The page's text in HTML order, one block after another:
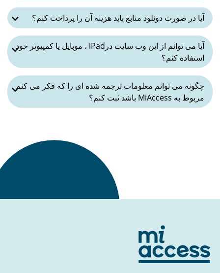
آیا در صورت دونلود منابع باید هزینه آن را پرداخت کنم؟
آیا می توانم از این وب سایت درiPad ، موبایل یا کمپیوتر خود
استفاده کنم؟
چگونه می توانم معلومات ترجمه شده ای را که فکر می کنم
مربوط به MiAccess باشد ثبت کنم؟